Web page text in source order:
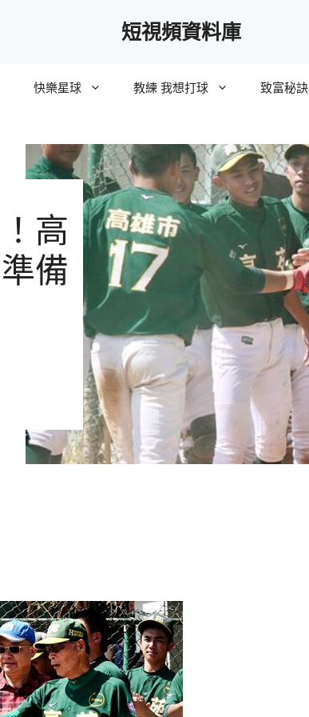
短視頻資料庫
快樂星球 教練 我想打球 致富秘訣
高
備